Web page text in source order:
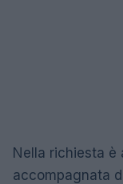
Nella richiesta è
accompagnata